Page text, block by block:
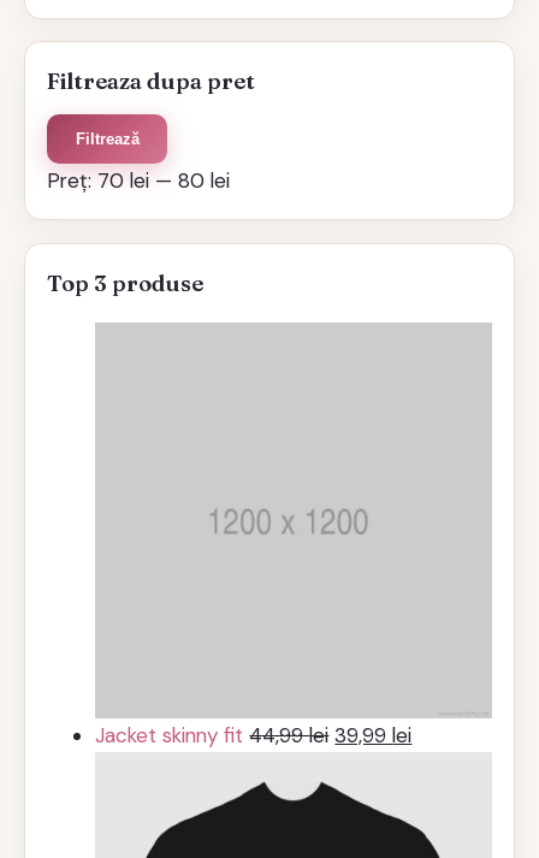
Filtreaza dupa pret
Preț
minim
Preț
maxim
Filtrează
Preț: 70 lei —80 lei
Top 3 produse
Jacket skinny fit 44,99lei Prețul
a
39,99leiPrețul
39,99 lei.